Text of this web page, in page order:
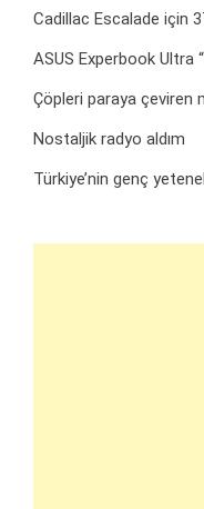
Cadillac Escalade için
ASUS Experbook Ultra
Çöpleri paraya çeviren
Nostaljik radyo aldım
Türkiye’nin genç